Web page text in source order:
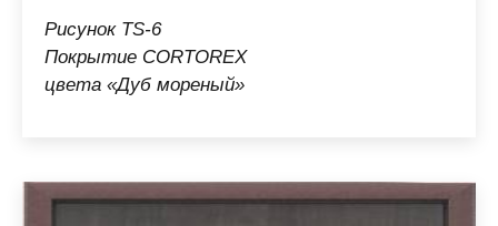
Рисунок TS-6
Покрытие CORTOREX
цвета «Дуб мореный»